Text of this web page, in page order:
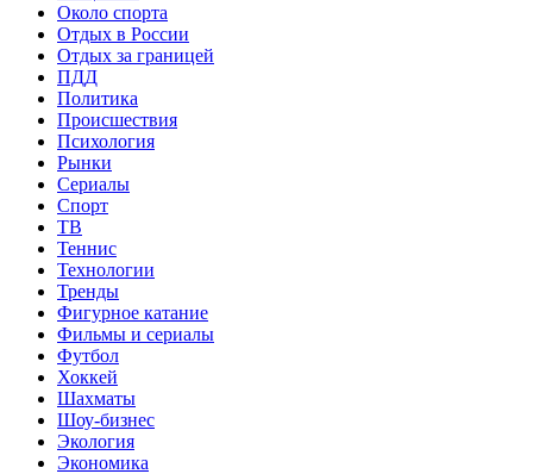
Около спорта
Отдых в России
Отдых за границей
ПДД
Политика
Происшествия
Психология
Рынки
Сериалы
Спорт
ТВ
Теннис
Технологии
Тренды
Фигурное катание
Фильмы и сериалы
Футбол
Хоккей
Шахматы
Шоу-бизнес
Экология
Экономика